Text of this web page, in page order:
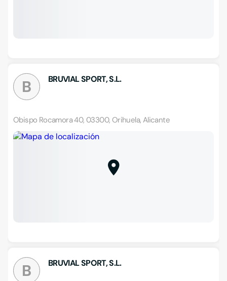
B BRUVIAL SPORT, S.L.
Obispo Rocamora 40, 03300, Orihuela, Alicante
B BRUVIAL SPORT, S.L.